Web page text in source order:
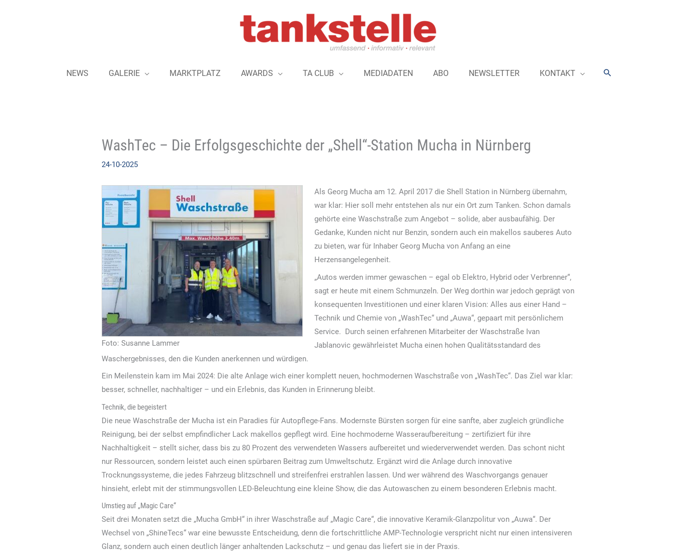
NEWS GALERIE MARKTPLATZ AWARDS TA CLUB MEDIADATEN ABO NEWSLETTER KONTAKT Suchen
WashTec – Die Erfolgsgeschichte der „Shell“-Station Mucha in Nürnberg
24-10-2025
Foto: Susanne Lammer
Als Georg Mucha am 12. April 2017 die Shell Station in Nürnberg übernahm,
war klar: Hier soll mehr entstehen als nur ein Ort zum Tanken. Schon damals
gehörte eine Waschstraße zum Angebot – solide, aber ausbaufähig. Der
Gedanke, Kunden nicht nur Benzin, sondern auch ein makellos sauberes Auto
zu bieten, war für Inhaber Georg Mucha von Anfang an eine
Herzensangelegenheit.
„Autos werden immer gewaschen – egal ob Elektro, Hybrid oder Verbrenner“,
sagt er heute mit einem Schmunzeln. Der Weg dorthin war jedoch geprägt von
konsequenten Investitionen und einer klaren Vision: Alles aus einer Hand –
Technik und Chemie von „WashTec“ und „Auwa“, gepaart mit persönlichem
Service. Durch seinen erfahrenen Mitarbeiter der Waschstraße Ivan
Jablanovic gewährleistet Mucha einen hohen Qualitätsstandard des
Waschergebnisses, den die Kunden anerkennen und würdigen.
Ein Meilenstein kam im Mai 2024: Die alte Anlage wich einer komplett neuen, hochmodernen Waschstraße von „WashTec“. Das Ziel war klar:
besser, schneller, nachhaltiger – und ein Erlebnis, das Kunden in Erinnerung bleibt.
Technik, die begeistert
Die neue Waschstraße der Mucha ist ein Paradies für Autopflege-Fans. Modernste Bürsten sorgen für eine sanfte, aber zugleich gründliche
Reinigung, bei der selbst empfindlicher Lack makellos gepflegt wird. Eine hochmoderne Wasseraufbereitung – zertifiziert für ihre
Nachhaltigkeit – stellt sicher, dass bis zu 80 Prozent des verwendeten Wassers aufbereitet und wiederverwendet werden. Das schont nicht
nur Ressourcen, sondern leistet auch einen spürbaren Beitrag zum Umweltschutz. Ergänzt wird die Anlage durch innovative
Trocknungssysteme, die jedes Fahrzeug blitzschnell und streifenfrei erstrahlen lassen. Und wer während des Waschvorgangs genauer
hinsieht, erlebt mit der stimmungsvollen LED-Beleuchtung eine kleine Show, die das Autowaschen zu einem besonderen Erlebnis macht.
Umstieg auf „Magic Care“
Seit drei Monaten setzt die „Mucha GmbH“ in ihrer Waschstraße auf „Magic Care“, die innovative Keramik-Glanzpolitur von „Auwa“. Der
Wechsel von „ShineTecs“ war eine bewusste Entscheidung, denn die fortschrittliche AMP-Technologie verspricht nicht nur einen intensiveren
Glanz, sondern auch einen deutlich länger anhaltenden Lackschutz – und genau das liefert sie in der Praxis.